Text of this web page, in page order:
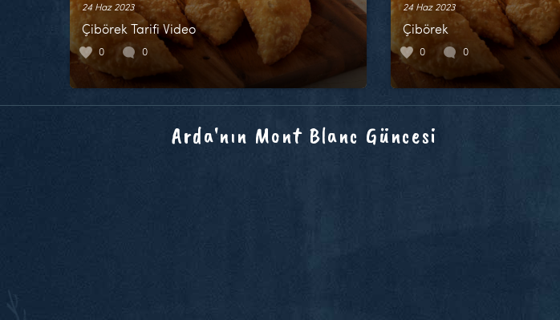
24 Haz 2023
Çibörek Tarifi Video
0 0
24 Haz 2023
Çibörek
0 0
Arda'nın Mont Blanc Güncesi